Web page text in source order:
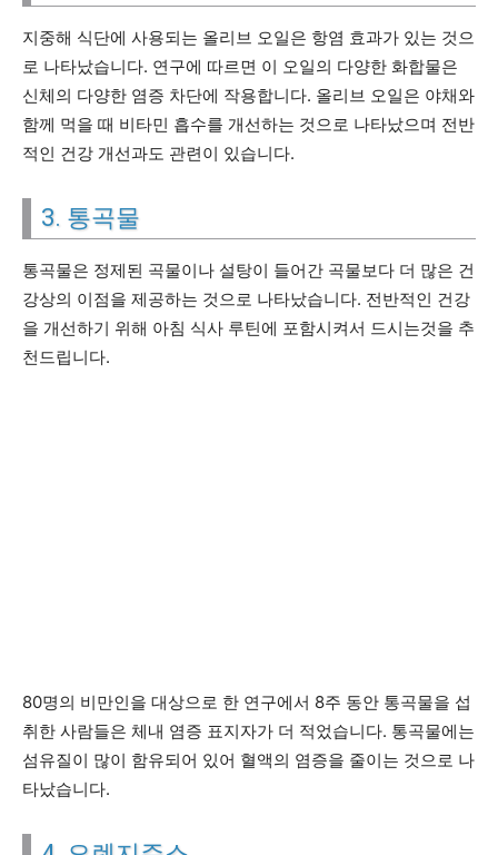
지중해 식단에 사용되는 올리브 오일은 항염 효과가 있는 것으
로 나타났습니다. 연구에 따르면 이 오일의 다양한 화합물은
신체의 다양한 염증 차단에 작용합니다. 올리브 오일은 야채와
함께 먹을 때 비타민 흡수를 개선하는 것으로 나타났으며 전반
적인 건강 개선과도 관련이 있습니다.
3. 통곡물
통곡물은 정제된 곡물이나 설탕이 들어간 곡물보다 더 많은 건
강상의 이점을 제공하는 것으로 나타났습니다. 전반적인 건강
을 개선하기 위해 아침 식사 루틴에 포함시켜서 드시는것을 추
천드립니다.
80명의 비만인을 대상으로 한 연구에서 8주 동안 통곡물을 섭
취한 사람들은 체내 염증 표지자가 더 적었습니다. 통곡물에는
섬유질이 많이 함유되어 있어 혈액의 염증을 줄이는 것으로 나
타났습니다.